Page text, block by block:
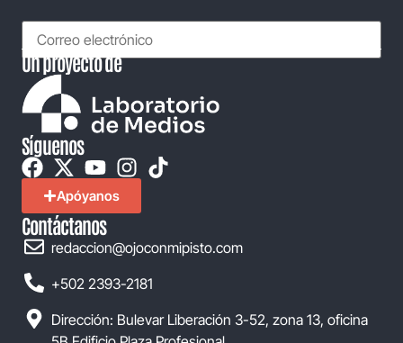
Un proyecto de
Síguenos
Apóyanos
Contáctanos
redaccion@ojoconmipisto.com
+502 2393-2181
Dirección: Bulevar Liberación 3-52, zona 13, oficina